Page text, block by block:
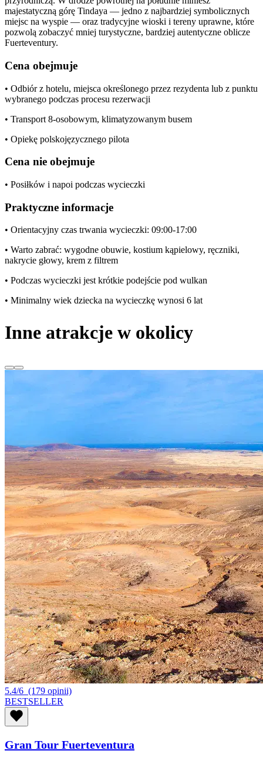
majestatyczną górę Tindaya — jedno z najbardziej symbolicznych
miejsc na wyspie — oraz tradycyjne wioski i tereny uprawne, które
pozwolą zobaczyć mniej turystyczne, bardziej autentyczne oblicze
Fuerteventury.
Cena obejmuje
• Odbiór z hotelu, miejsca określonego przez rezydenta lub z punktu
wybranego podczas procesu rezerwacji
• Transport 8-osobowym, klimatyzowanym busem
• Opiekę polskojęzycznego pilota
Cena nie obejmuje
• Posiłków i napoi podczas wycieczki
Praktyczne informacje
• Orientacyjny czas trwania wycieczki: 09:00-17:00
• Warto zabrać: wygodne obuwie, kostium kąpielowy, ręczniki,
nakrycie głowy, krem z filtrem
• Podczas wycieczki jest krótkie podejście pod wulkan
• Minimalny wiek dziecka na wycieczkę wynosi 6 lat
Inne atrakcje w okolicy
5.4/6 (179 opinii)
BESTSELLER
Gran Tour Fuerteventura